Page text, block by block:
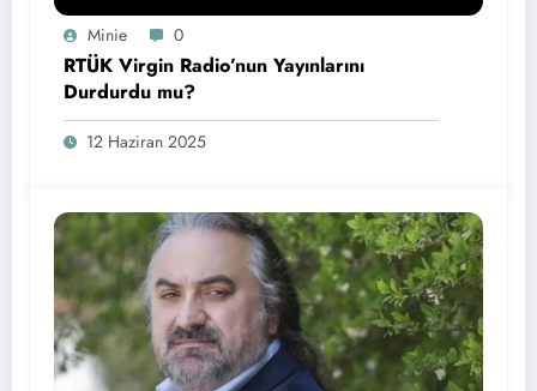
Minie 0
RTÜK Virgin Radio’nun Yayınlarını
Durdurdu mu?
12 Haziran 2025